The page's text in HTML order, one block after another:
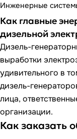
Инженерные
Как главные
дизельной
Дизель-
выработки
удивительного в
дизель-
лица,
организации.
Как заказать